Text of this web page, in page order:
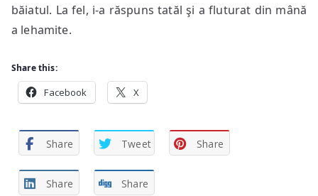
băiatul. La fel, i-a răspuns tatăl şi a fluturat din mână
a lehamite.
Share this:
Facebook X
Share Tweet Share
Share Share